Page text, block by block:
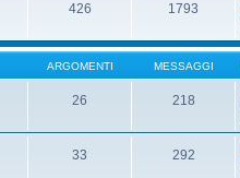
426 1793
ARGOMENTI MESSAGGI
26 218
33 292